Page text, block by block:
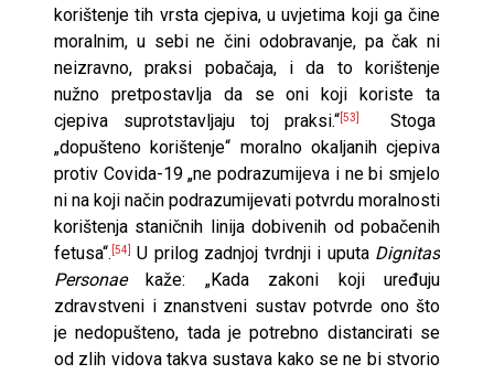
korištenje tih vrsta cjepiva, u uvjetima koji ga čine
moralnim, u sebi ne čini odobravanje, pa čak ni
neizravno, praksi pobačaja, i da to korištenje
nužno pretpostavlja da se oni koji koriste ta
cjepiva suprotstavljaju toj praksi.“ [53]
Stoga
„dopušteno korištenje“ moralno okaljanih cjepiva
protiv Covida-19 „ne podrazumijeva i ne bi smjelo
ni na koji način podrazumijevati potvrdu moralnosti
korištenja staničnih linija dobivenih od pobačenih
fetusa“. [54] U prilog zadnjoj tvrdnji i uputa Dignitas
Personaekaže: „Kada zakoni koji uređuju
zdravstveni i znanstveni sustav potvrde ono što
je nedopušteno, tada je potrebno distancirati se
od zlih vidova takva sustava kako se ne bi stvorio